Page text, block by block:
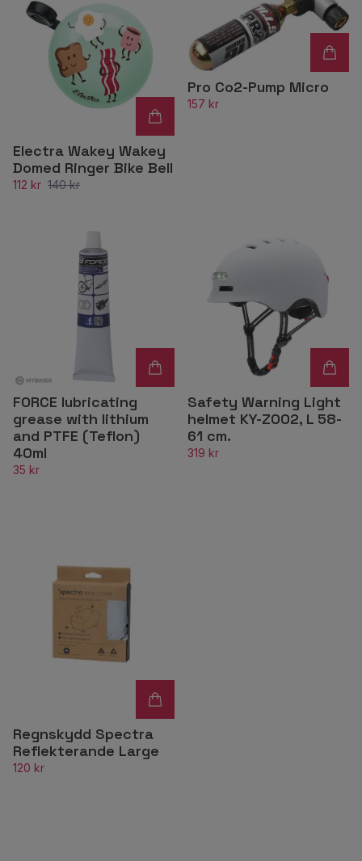
Electra Wakey Wakey
Domed Ringer Bike Bell
112 kr 140 kr
Pro Co2-Pump Micro
157 kr
FORCE lubricating
grease with lithium
and PTFE (Teflon)
40ml
35 kr
Safety Warning Light
helmet KY-Z002, L 58-
61 cm.
319 kr
Regnskydd Spectra
Reflekterande Large
120 kr